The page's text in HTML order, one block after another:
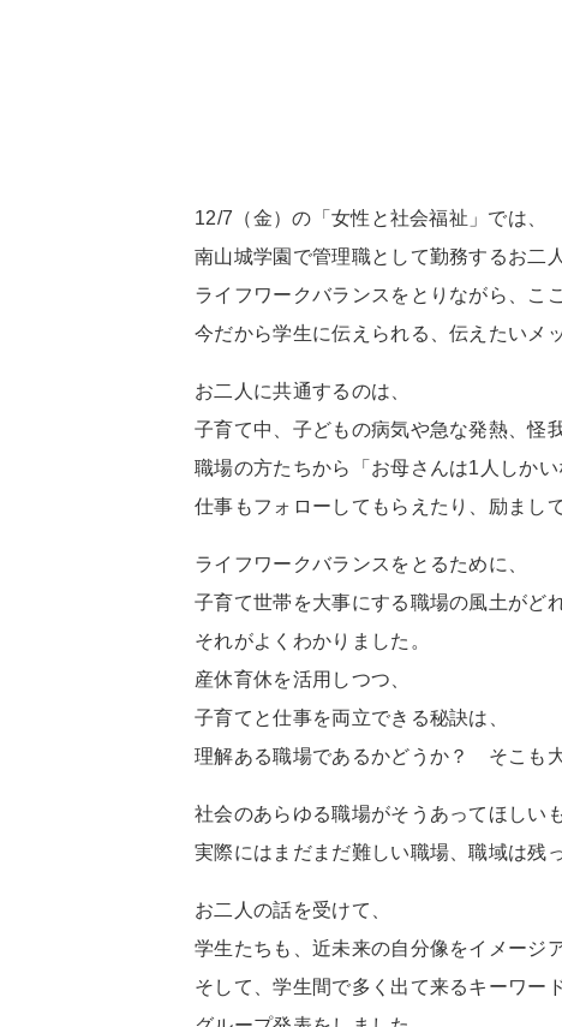
12/7（金）の「女性と社会福祉」では、
南山城学園で管理職として勤務するお二
ライフワークバランスをとりながら、こ
今だから学生に伝えられる、伝えたいメ
お二人に共通するのは、
子育て中、子どもの病気や急な発熱、怪
職場の方たちから「お母さんは1人しか
仕事もフォローしてもらえたり、励まし
ライフワークバランスをとるために、
子育て世帯を大事にする職場の風土がど
それがよくわかりました。
産休育休を活用しつつ、
子育てと仕事を両立できる秘訣は、
理解ある職場であるかどうか？ そこも
社会のあらゆる職場がそうあってほしい
実際にはまだまだ難しい職場、職域は残
お二人の話を受けて、
学生たちも、近未来の自分像をイメージ
そして、学生間で多く出て来るキーワー